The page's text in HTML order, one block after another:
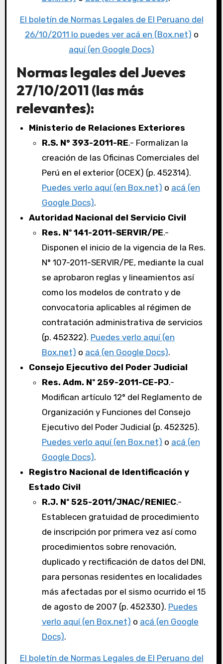
El boletín de Normas Legales de El Peruano del
26/10/2011 lo puedes ver acá en (Box.net) o
aquí (en Google Docs)
Normas legales del Jueves
27/10/2011 (las más
relevantes):
Ministerio de Relaciones Exteriores
R.S. N° 393-2011-RE.- Formalizan la
creación de las Oficinas Comerciales del
Perú en el exterior (OCEX) (p. 452314).
Puedes verlo aquí (en Box.net) o acá (en
Google Docs).
Autoridad Nacional del Servicio Civil
Res. Nº 141-2011-SERVIR/PE.-
Disponen el inicio de la vigencia de la Res.
N° 107-2011-SERVIR/PE, mediante la cual
se aprobaron reglas y lineamientos así
como los modelos de contrato y de
convocatoria aplicables al régimen de
contratación administrativa de servicios
(p. 452322). Puedes verlo aquí (en
Box.net) o acá (en Google Docs).
Consejo Ejecutivo del Poder Judicial
Res. Adm. Nº 259-2011-CE-PJ.-
Modifican artículo 12° del Reglamento de
Organización y Funciones del Consejo
Ejecutivo del Poder Judicial (p. 452325).
Puedes verlo aquí (en Box.net) o acá (en
Google Docs).
Registro Nacional de Identificación y
Estado Civil
R.J. Nº 525-2011/JNAC/RENIEC.-
Establecen gratuidad de procedimiento
de inscripción por primera vez así como
procedimientos sobre renovación,
duplicado y rectificación de datos del DNI,
para personas residentes en localidades
más afectadas por el sismo ocurrido el 15
de agosto de 2007 (p. 452330). Puedes
verlo aquí (en Box.net) o acá (en Google
Docs).
El boletín de Normas Legales de El Peruano del